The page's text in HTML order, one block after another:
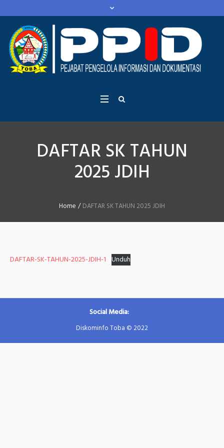
DAFTAR SK TAHUN
2025 JDIH
Home /DAFTAR SK TAHUN 2025 JDIH
DAFTAR-SK-TAHUN-2025-JDIH-1 Unduh
Social Media:
Diskominfo Toba © 2022